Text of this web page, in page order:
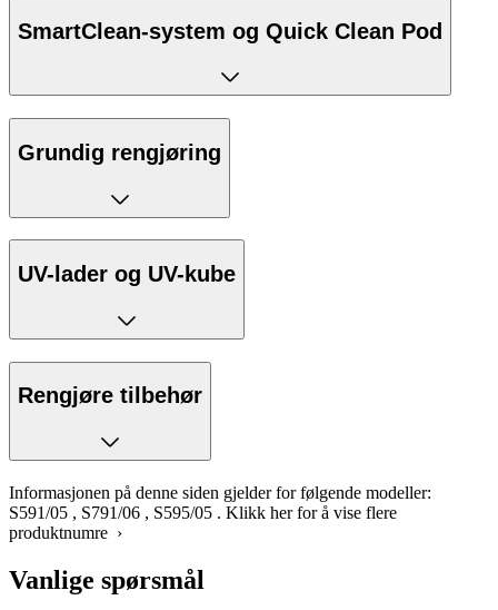
SmartClean-system og Quick Clean Pod
Grundig rengjøring
UV-lader og UV-kube
Rengjøre tilbehør
Informasjonen på denne siden gjelder for følgende modeller:
S591/05 , S791/06 , S595/05 . Klikk her for å vise flere
produktnumre ›
Vanlige spørsmål